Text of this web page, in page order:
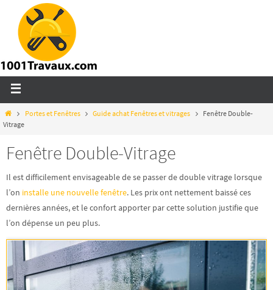
Portes et Fenêtres Guide achat Fenêtres et vitrages
Fenêtre Double-
Vitrage
Fenêtre Double-Vitrage
Il est difficilement envisageable de se passer de double vitrage lorsque
l’on installe une nouvelle fenêtre. Les prix ont nettement baissé ces
dernières années, et le confort apporter par cette solution justifie que
l’on dépense un peu plus.